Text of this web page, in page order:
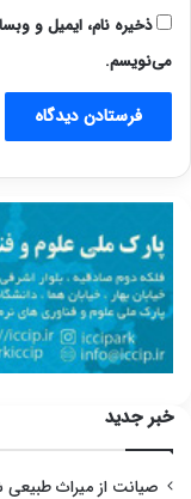
ذخیره نام، ایمیل و
می‌نویسم.
خبر جدید
صیانت از میراث طبیعی